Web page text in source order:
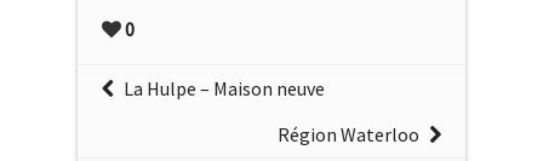
0
La Hulpe – Maison neuve
Région Waterloo